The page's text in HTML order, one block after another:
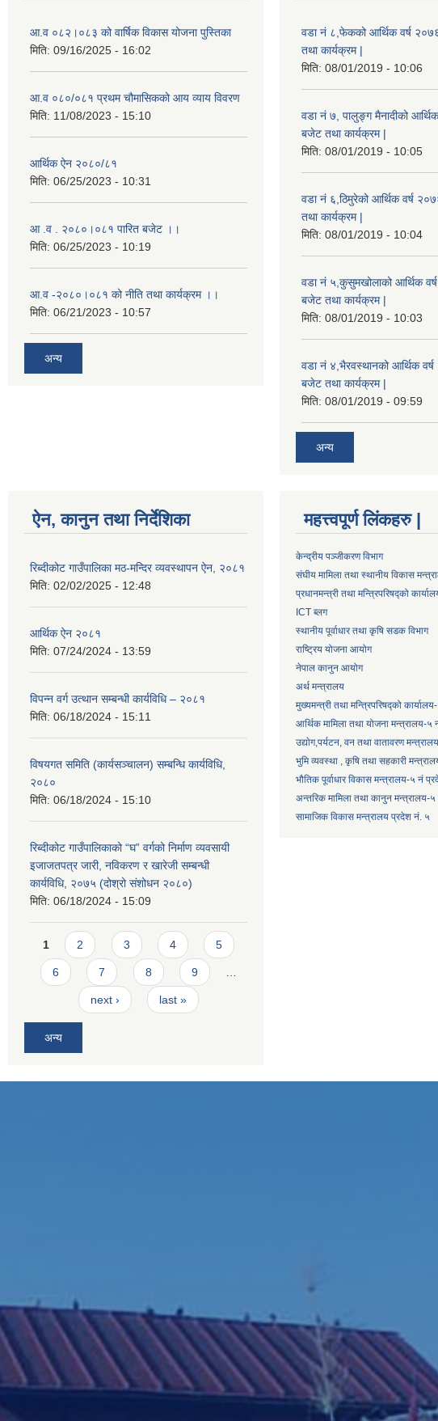
आ.व ०८२।०८३ को वार्षिक विकास योजना पुस्तिका
मिति: 09/16/2025 - 16:02
आ.व ०८०/०८१ प्रथम चौमासिकको आय व्याय विवरण
मिति: 11/08/2023 - 15:10
आर्थिक ऐन २०८०/८१
मिति: 06/25/2023 - 10:31
आ .व . २०८०।०८१ पारित बजेट ।।
मिति: 06/25/2023 - 10:19
आ.व -२०८०।०८१ को नीति तथा कार्यक्रम ।।
मिति: 06/21/2023 - 10:57
अन्य
वडा नं ८,फेकको आर्थिक वर्ष
तथा कार्यक्रम |
मिति: 08/01/2019 - 10:06
वडा नं ७, पालुङ्ग मैनादीको
बजेट तथा कार्यक्रम |
मिति: 08/01/2019 - 10:05
वडा नं ६,ठिमुरेको आर्थिक वर्ष
तथा कार्यक्रम |
मिति: 08/01/2019 - 10:04
वडा नं ५,कुसुमखोलाको आर्थिक
बजेट तथा कार्यक्रम |
मिति: 08/01/2019 - 10:03
वडा नं ४,भैरवस्थानको आर्थिक
बजेट तथा कार्यक्रम |
मिति: 08/01/2019 - 09:59
अन्य
ऐन, कानुन तथा निर्देशिका
रिब्दीकोट गाउँपालिका मठ-मन्दिर व्यवस्थापन ऐन, २०८१
मिति: 02/02/2025 - 12:48
आर्थिक ऐन २०८१
मिति: 07/24/2024 - 13:59
विपन्न वर्ग उत्थान सम्बन्धी कार्यविधि – २०८१
मिति: 06/18/2024 - 15:11
विषयगत समिति (कार्यसञ्चालन) सम्बन्धि कार्यविधि,
२०८०
मिति: 06/18/2024 - 15:10
रिब्दीकोट गाउँपालिकाको “घ” वर्गको निर्माण व्यवसायी
इजाजतपत्र जारी, नविकरण र खारेजी सम्बन्धी
कार्यविधि, २०७५ (दोश्रो संशोधन २०८०)
मिति: 06/18/2024 - 15:09
Pages
1 2 3 4 5
6 7 8 9
next › last »
अन्य
महत्त्वपूर्ण लिंकहरु |
केन्द्रीय पञ्जीकरण विभाग
संघीय मामिला तथा स्थानीय विकास
प्रधानमन्त्री तथा मन्त्रिपरिषद्को
ICT ब्लग
स्थानीय पूर्वाधार तथा कृषि सडक विभाग
राष्ट्रिय योजना आयोग
नेपाल कानुन आयोग
अर्थ मन्त्रालय
मुख्यमन्त्री तथा मन्त्रिपरिषद्को
आर्थिक मामिला तथा योजना मन्त्रालय-५
उद्याेग,पर्यटन, वन तथा वातावरण
भुमि व्यवस्था , कृषि तथा सहकारी
भौतिक पूर्वाधार विकास मन्त्रालय-५ नं
अन्तरिक मामिला तथा कानुन मन्त्रालय-
सामाजिक विकास मन्त्रालय प्रदेश नं. ५